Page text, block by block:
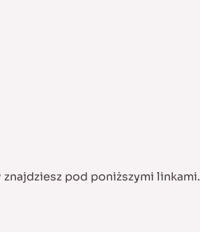
pod poniższymi linkami.